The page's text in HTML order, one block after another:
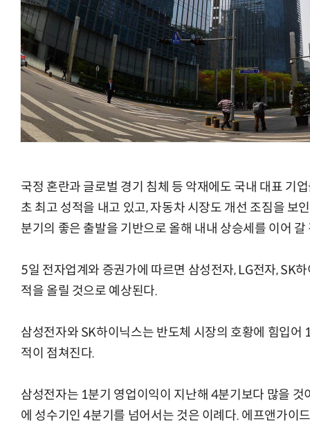
국정 혼란과 글로벌 경기 침체 등 악재에도 국내 대표 기
초 최고 성적을 내고 있고, 자동차 시장도 개선 조짐을 보
분기의 좋은 출발을 기반으로 올해 내내 상승세를 이어
5일 전자업계와 증권가에 따르면 삼성전자, LG전자, SK
적을 올릴 것으로 예상된다.
삼성전자와 SK하이닉스는 반도체 시장의 호황에 힘입어
적이 점쳐진다.
삼성전자는 1분기 영업이익이 지난해 4분기보다 많을
에 성수기인 4분기를 넘어서는 것은 이례다. 에프앤가이